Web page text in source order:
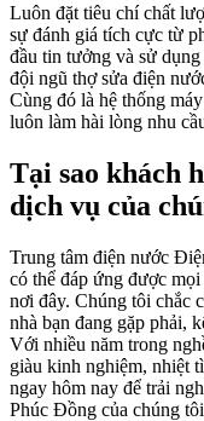
Luôn đặt tiêu chí chất
sự đánh giá tích cực từ
đầu tin tưởng và sử
đội ngũ thợ sửa điện
Cùng đó là hệ thống
luôn làm hài lòng nhu
Tại sao khách
dịch vụ của
Trung tâm điện nước
có thể đáp ứng được
nơi đây. Chúng tôi chắc
nhà bạn đang gặp phải,
Với nhiều năm trong
giàu kinh nghiệm, nhiệt
ngay hôm nay để trải
Phúc Đồng của chúng